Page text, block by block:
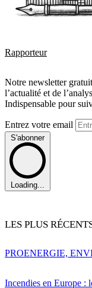
Rapporteur
Notre newsletter
l’actualité et de
Indispensable pour
Entrez votre email
S'abonner
Loading...
LES PLUS
Incendies en Europe :
PROENERGIE,